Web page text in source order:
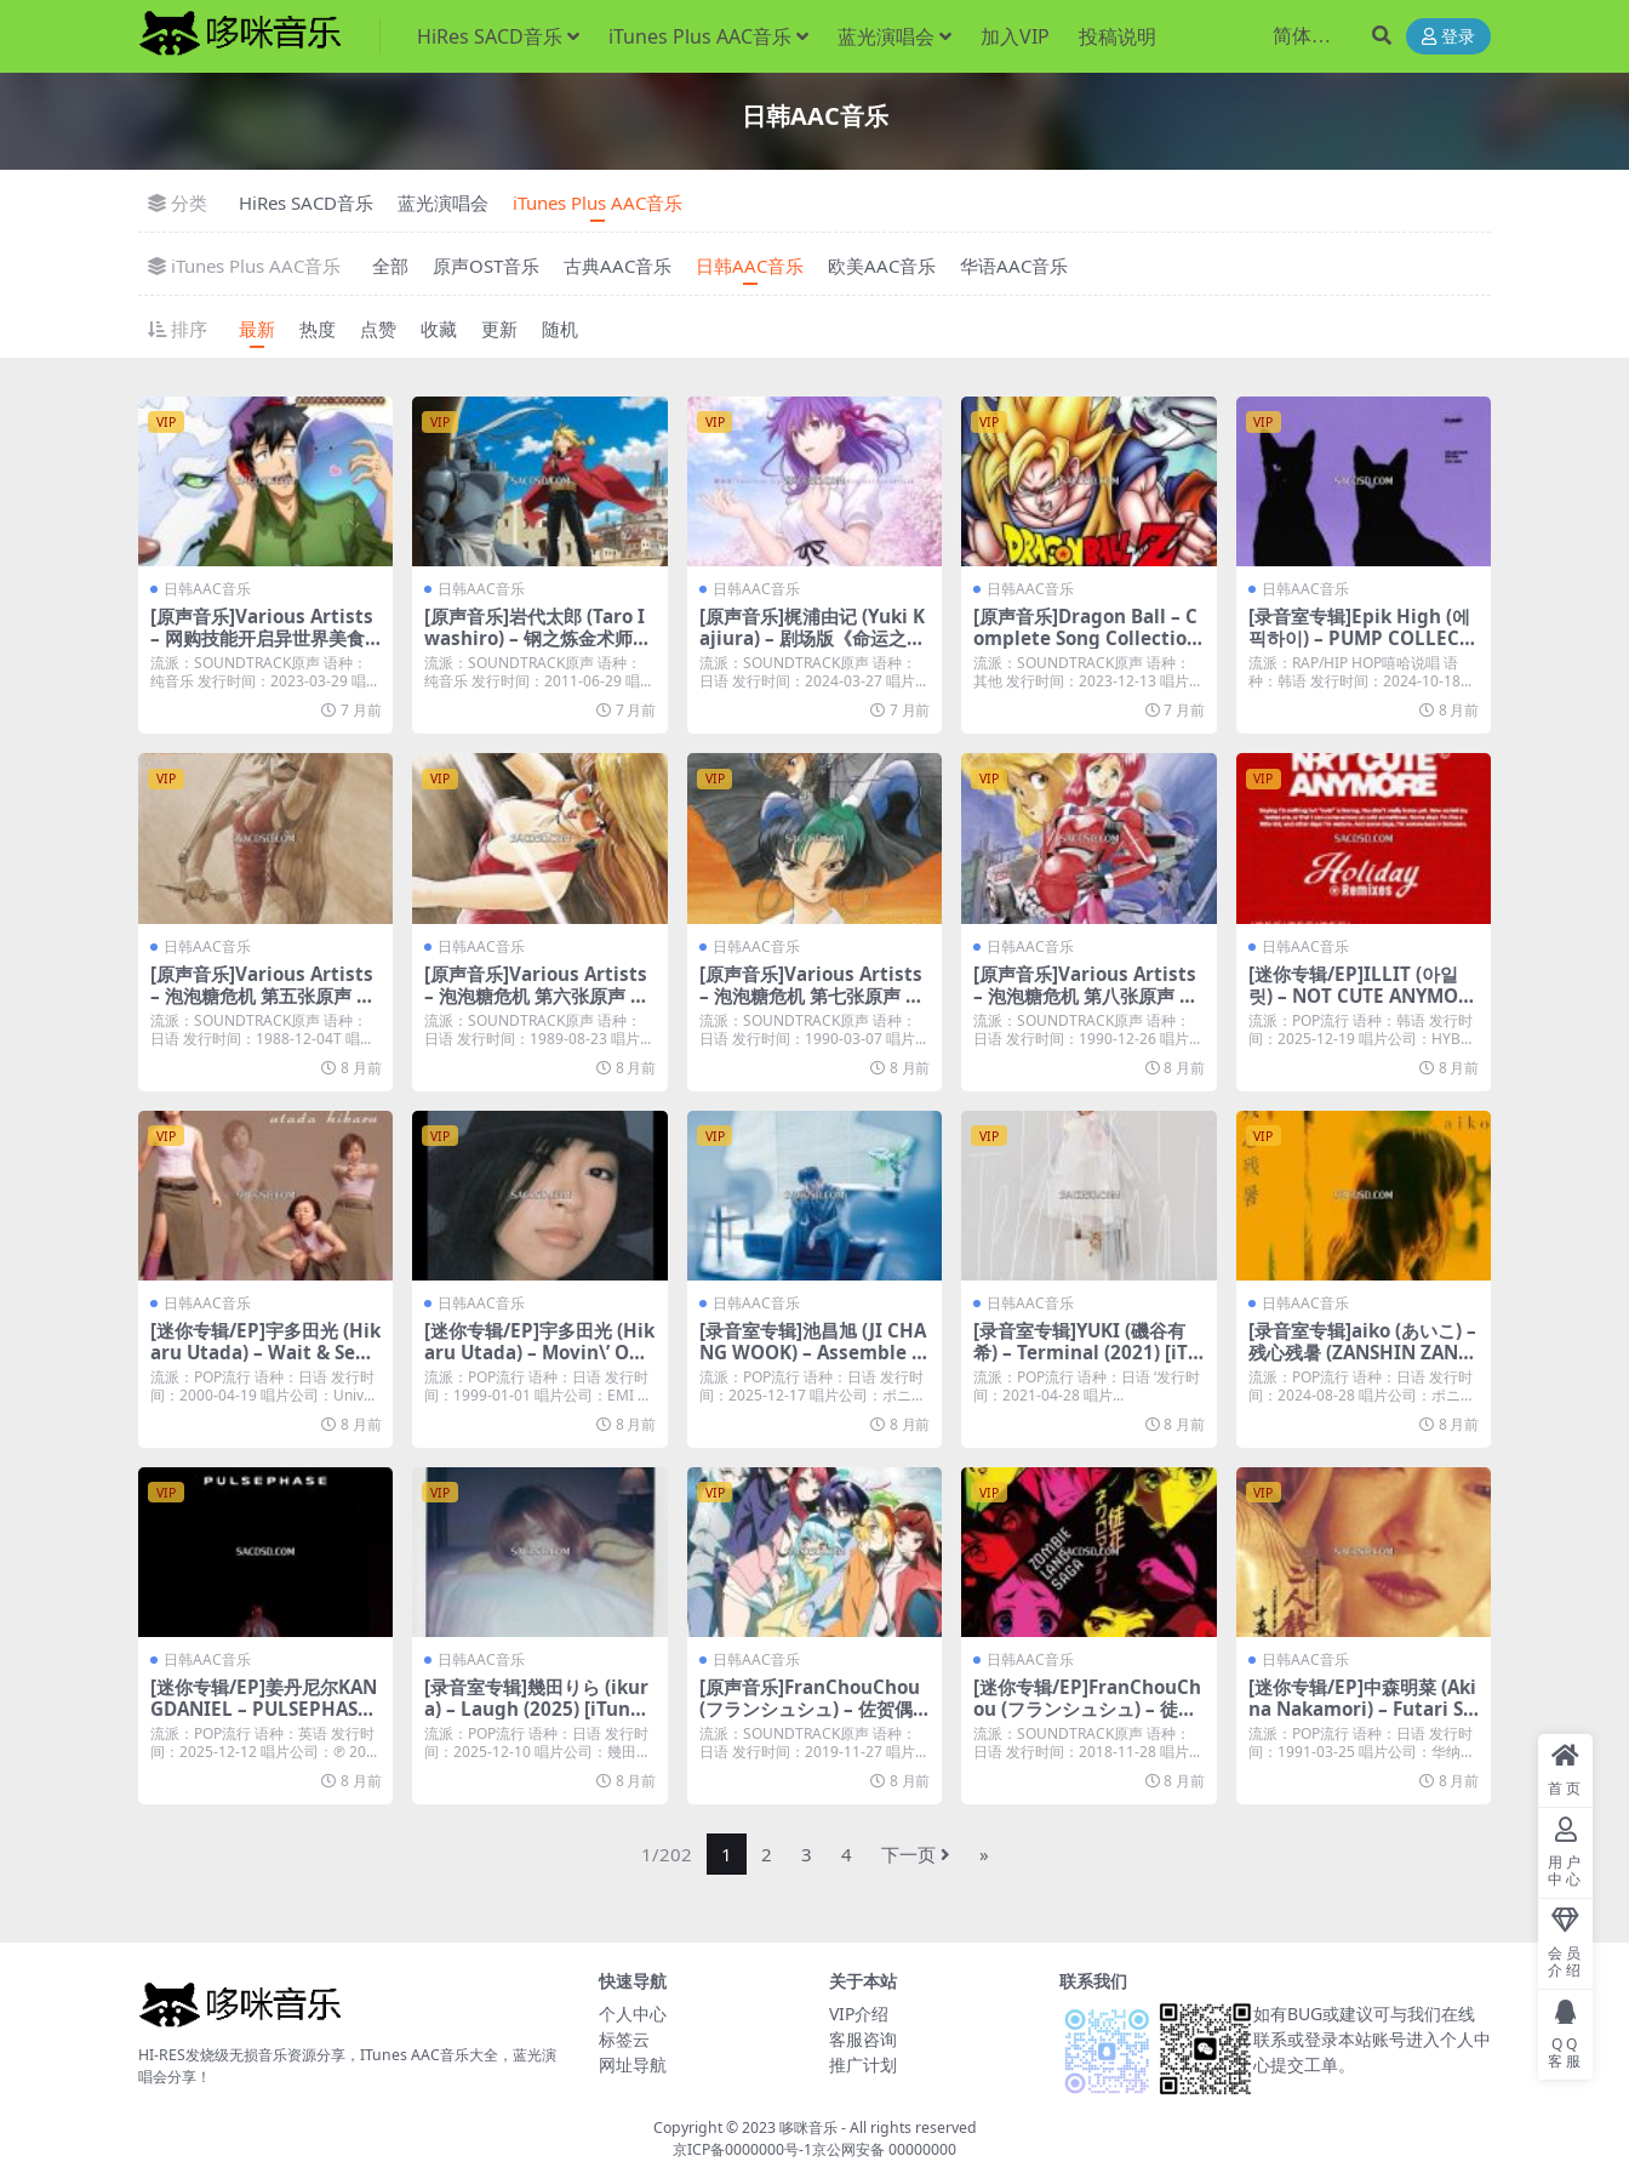
HiRes SACD音乐 iTunes Plus AAC音乐 蓝光演唱会 加入VIP 投稿说明 登录
日韩AAC音乐
分类 HiRes SACD音乐 蓝光演唱会 iTunes Plus AAC音乐
iTunes Plus AAC音乐 全部 原声OST音乐 古典AAC音乐 日韩AAC音乐 欧美AAC音乐 华语AAC音乐
排序 最新 热度 点赞 收藏 更新 随机
VIP
日韩AAC音乐
[原声音乐]Various Artists
– 网购技能开启异世界美食
之旅 动画原声带 TV anima
tion Campfire Cooking i
n Another World with M
y Absurd Skill (Original S
oundtrack) (2023) [iTune
s Plus M4A]
流派：SOUNDTRACK原声 语种：
纯音乐 发行时间：2023-03-29 唱...
7 月前
VIP
日韩AAC音乐
[原声音乐]岩代太郎 (Taro I
washiro) – 钢之炼金术师：
叹息之丘的圣星 FULLMETA
L ALCHEMIST THE SACRE
D STAR OF MILOS (ORIGI
NAL SOUNDTRACK) (201
1) [iTunes Plus M4A]
流派：SOUNDTRACK原声 语种：
纯音乐 发行时间：2011-06-29 唱...
7 月前
VIP
日韩AAC音乐
[原声音乐]梶浦由记 (Yuki K
ajiura) – 剧场版《命运之夜
—天之杯》原声带 Fate/sta
y night [Heaven’s Feel] O
riginal Soundtrack Anot
her Edition (2024) [iTune
s Plus M4A]
流派：SOUNDTRACK原声 语种：
日语 发行时间：2024-03-27 唱片...
7 月前
VIP
日韩AAC音乐
[原声音乐]Dragon Ball – C
omplete Song Collection
Box, Vol. 5 (2023) [iTunes
Plus M4A]
流派：SOUNDTRACK原声 语种：
其他 发行时间：2023-12-13 唱片...
7 月前
VIP
日韩AAC音乐
[录音室专辑]Epik High (에
픽하이) – PUMP COLLECT
OR\’S EDITION (2024) [iTu
nes Plus M4A]
流派：RAP/HIP HOP嘻哈说唱 语
种：韩语 发行时间：2024-10-18...
8 月前
VIP
日韩AAC音乐
[原声音乐]Various Artists
– 泡泡糖危机 第五张原声 Bu
bblegum Crisis 5 Moonli
ght Rambler (Remastere
d 2022) (1988) [iTunes Pl
流派：SOUNDTRACK原声 语种：
日语 发行时间：1988-12-04T 唱...
8 月前
VIP
日韩AAC音乐
[原声音乐]Various Artists
– 泡泡糖危机 第六张原声 Bu
bblegum Crisis 6 Red Ey
es (Remastered 2022) (1
989) [iTunes Plus M4A]
流派：SOUNDTRACK原声 语种：
日语 发行时间：1989-08-23 唱片...
8 月前
VIP
日韩AAC音乐
[原声音乐]Various Artists
– 泡泡糖危机 第七张原声 Bu
bblegum Crisis 7 Double
Vision (Remastered 202
2) (1990) [iTunes Plus M4
流派：SOUNDTRACK原声 语种：
日语 发行时间：1990-03-07 唱片...
8 月前
VIP
日韩AAC音乐
[原声音乐]Various Artists
– 泡泡糖危机 第八张原声 Bu
bblegum Crisis 8 Scoop
Chase (Remastered 202
2) (1990) [iTunes Plus M4
流派：SOUNDTRACK原声 语种：
日语 发行时间：1990-12-26 唱片...
8 月前
VIP
日韩AAC音乐
[迷你专辑/EP]ILLIT (아일
릿) – NOT CUTE ANYMOR
E (Holiday Remixes) (202
5) [iTunes Plus M4A]
流派：POP流行 语种：韩语 发行时
间：2025-12-19 唱片公司：HYB
8 月前
VIP
日韩AAC音乐
[迷你专辑/EP]宇多田光 (Hik
aru Utada) – Wait & See
~リスク~ – EP (2000) [iTun
es Plus AAC M4A]
流派：POP流行 语种：日语 发行时
间：2000-04-19 唱片公司：Univ...
8 月前
VIP
日韩AAC音乐
[迷你专辑/EP]宇多田光 (Hik
aru Utada) – Movin\’ On
Without You – EP (1999)
[iTunes Plus AAC M4A]
流派：POP流行 语种：日语 发行时
间：1999-01-01 唱片公司：EMI ...
8 月前
VIP
日韩AAC音乐
[录音室专辑]池昌旭 (JI CHA
NG WOOK) – Assemble (2
025) [iTunes Plus M4A]
流派：POP流行 语种：日语 发行时
间：2025-12-17 唱片公司：ポニー
8 月前
VIP
日韩AAC音乐
[录音室专辑]YUKI (磯谷有
希) – Terminal (2021) [iTu
nes Plus M4A]
流派：POP流行 语种：日语 ‘发行时
间：2021-04-28 唱片...
8 月前
VIP
日韩AAC音乐
[录音室专辑]aiko (あいこ) –
残心残暑 (ZANSHIN ZANS
HO) (2024) [iTunes Plus
M4A]
流派：POP流行 语种：日语 发行时
间：2024-08-28 唱片公司：ポニー
8 月前
VIP
日韩AAC音乐
[迷你专辑/EP]姜丹尼尔KAN
GDANIEL – PULSEPHASE
– EP (2025) [iTunes Plus
M4A]
流派：POP流行 语种：英语 发行时
间：2025-12-12 唱片公司：℗ 20...
8 月前
VIP
日韩AAC音乐
[录音室专辑]幾田りら (ikur
a) – Laugh (2025) [iTunes
Plus M4A]
流派：POP流行 语种：日语 发行时
间：2025-12-10 唱片公司：幾田り
8 月前
VIP
日韩AAC音乐
[原声音乐]FranChouChou
(フランシュシュ) – 佐贺偶
像是传奇 Zombie Land Sa
ga Franchouchou the Be
st (2019) [iTunes Plus M4
流派：SOUNDTRACK原声 语种：
日语 发行时间：2019-11-27 唱片...
8 月前
VIP
日韩AAC音乐
[迷你专辑/EP]FranChouCh
ou (フランシュシュ) – 徒花
招魂术 Adabana Necroma
ncy – EP (2018) [iTunes Pl
流派：SOUNDTRACK原声 语种：
日语 发行时间：2018-11-28 唱片...
8 月前
VIP
日韩AAC音乐
[迷你专辑/EP]中森明菜 (Aki
na Nakamori) – Futari Sh
izuka: “Tenkawa Densets
u Satsujin Jiken” Yori (+3)
[2014 Remaster] – EP (19
流派：POP流行 语种：日语 发行时
间：1991-03-25 唱片公司：华纳唱
8 月前
1/202 1 2 3 4 下一页 »
HI-RES发烧级无损音乐资源分享，ITunes AAC音乐大全，蓝光演
唱会分享！
快速导航
个人中心
标签云
网址导航
关于本站
VIP介绍
客服咨询
推广计划
联系我们
如有BUG或建议可与我们在线
联系或登录本站账号进入个人中
心提交工单。
Copyright © 2023哆咪音乐- All rights reserved
京ICP备0000000号-1京公网安备 00000000
首页
用户
中心
会员
介绍
QQ
客服